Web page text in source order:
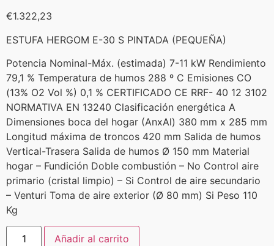
€1.322,23
ESTUFA HERGOM E-30 S PINTADA (PEQUEÑA)
Potencia Nominal-Máx. (estimada) 7-11 kW Rendimiento
79,1 % Temperatura de humos 288 º C Emisiones CO
(13% O2 Vol %) 0,1 % CERTIFICADO CE RRF- 40 12 3102
NORMATIVA EN 13240 Clasificación energética A
Dimensiones boca del hogar (AnxAl) 380 mm x 285 mm
Longitud máxima de troncos 420 mm Salida de humos
Vertical-Trasera Salida de humos Ø 150 mm Material
hogar – Fundición Doble combustión – No Control aire
primario (cristal limpio) – Si Control de aire secundario
– Venturi Toma de aire exterior (Ø 80 mm) Si Peso 110
Kg
Añadir al carrito